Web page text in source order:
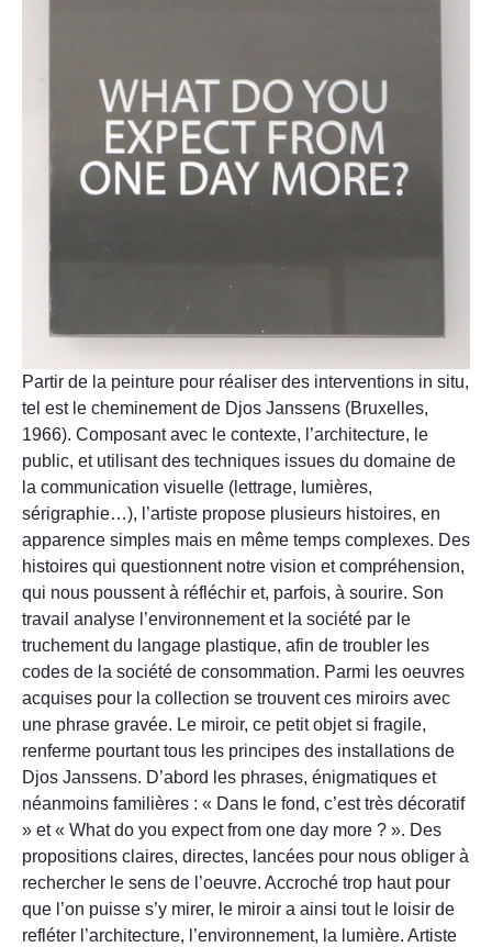
Partir de la peinture pour réaliser des interventions in situ,
tel est le cheminement de Djos Janssens (Bruxelles,
1966). Composant avec le contexte, l’architecture, le
public, et utilisant des techniques issues du domaine de
la communication visuelle (lettrage, lumières,
sérigraphie…), l’artiste propose plusieurs histoires, en
apparence simples mais en même temps complexes. Des
histoires qui questionnent notre vision et compréhension,
qui nous poussent à réfléchir et, parfois, à sourire. Son
travail analyse l’environnement et la société par le
truchement du langage plastique, afin de troubler les
codes de la société de consommation. Parmi les oeuvres
acquises pour la collection se trouvent ces miroirs avec
une phrase gravée. Le miroir, ce petit objet si fragile,
renferme pourtant tous les principes des installations de
Djos Janssens. D’abord les phrases, énigmatiques et
néanmoins familières : « Dans le fond, c’est très décoratif
» et « What do you expect from one day more ? ». Des
propositions claires, directes, lancées pour nous obliger à
rechercher le sens de l’oeuvre. Accroché trop haut pour
que l’on puisse s’y mirer, le miroir a ainsi tout le loisir de
refléter l’architecture, l’environnement, la lumière. Artiste